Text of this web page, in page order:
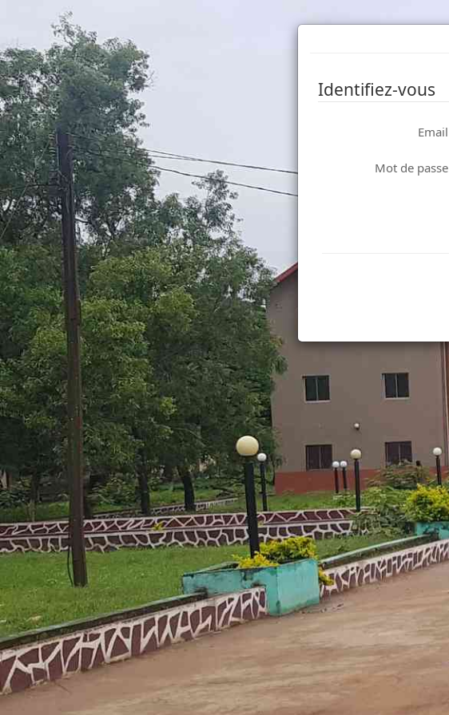
Identifiez-vous
Email
Mot de passe